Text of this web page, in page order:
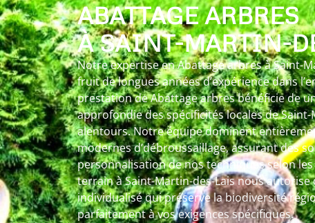
ABATTAGE ARBRES
À SAINT-MARTIN-
Notre expertise en Abattage arbres à Saint-
fruit de longues années d’expérience dans
prestation de Abattage arbres bénéficie de
approfondie des spécificités locales de
alentours. Notre équipe dominent
modernes d’débroussaillage, assurant des
personnalisation de nos techniques selon
terrain à Saint-Martin-des-Lais nous
individualisé qui préserve la biodiversité
parfaitement à vos exigences spécifiques.